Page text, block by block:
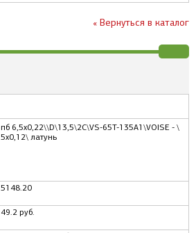
« Вернуться в каталог
пб 6,5x0,22\\D\13,5\2C\VS-65T-135A1\VOISE - \
5x0,12\ латунь
5148.20
49.2 руб.